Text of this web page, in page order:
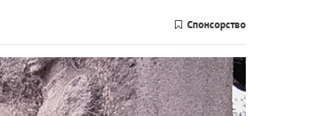
Спонсорство